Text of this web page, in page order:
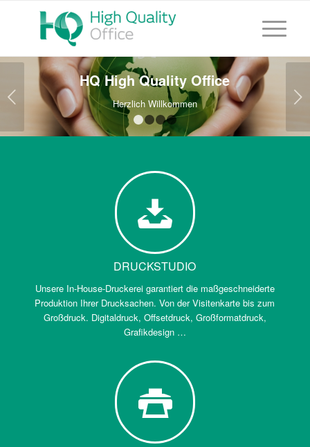
HQ High Quality Office
Herzlich Willkommen Weiter
1 2 3 4
DRUCKSTUDIO
Unsere In-House-Druckerei garantiert die maßgeschneiderte
Produktion Ihrer Drucksachen. Von der Visitenkarte bis zum
Großdruck. Digitaldruck, Offsetdruck, Großformatdruck,
Grafikdesign …